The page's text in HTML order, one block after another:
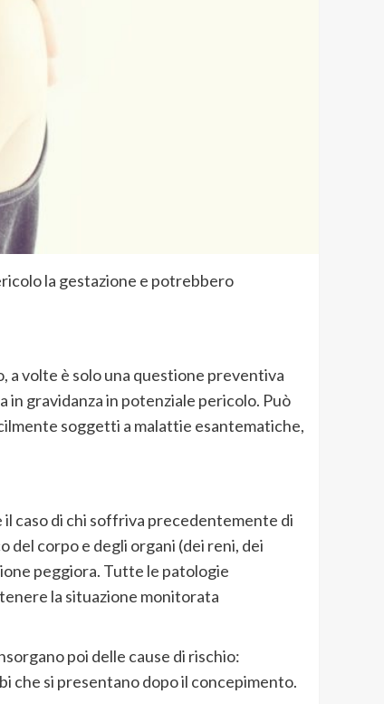
la gestazione e potrebbero
a volte è solo una questione preventiva
in gravidanza in potenziale pericolo. Può
soggetti a malattie esantematiche,
il caso di chi soffriva precedentemente di
corpo e degli organi (dei reni, dei
peggiora. Tutte le patologie
la situazione monitorata
poi delle cause di rischio:
che si presentano dopo il concepimento.